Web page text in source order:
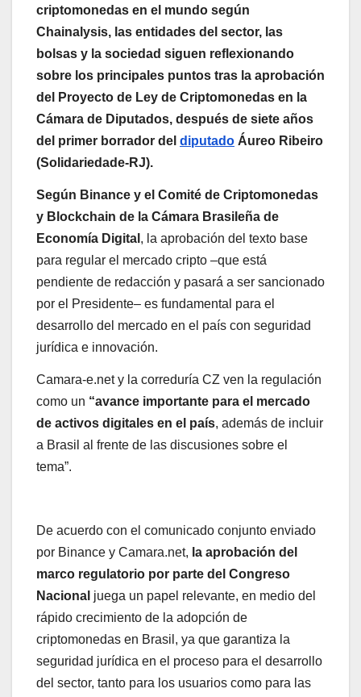
criptomonedas en el mundo según
Chainalysis, las entidades del sector, las
bolsas y la sociedad siguen reflexionando
sobre los principales puntos tras la aprobación
del Proyecto de Ley de Criptomonedas en la
Cámara de Diputados, después de siete años
del primer borrador del diputado Áureo Ribeiro
(Solidariedade-RJ).
Según Binance y el Comité de Criptomonedas
y Blockchain de la Cámara Brasileña de
Economía Digital , la aprobación del texto base
para regular el mercado cripto –que está
pendiente de redacción y pasará a ser sancionado
por el Presidente– es fundamental para el
desarrollo del mercado en el país con seguridad
jurídica e innovación.
Camara-e.net y la correduría CZ ven la regulación
como un “avance importante para el mercado
de activos digitales en el país, además de incluir
a Brasil al frente de las discusiones sobre el
tema”.
De acuerdo con el comunicado conjunto enviado
por Binance y Camara.net, la aprobación del
marco regulatorio por parte del Congreso
Nacional juega un papel relevante, en medio del
rápido crecimiento de la adopción de
criptomonedas en Brasil, ya que garantiza la
seguridad jurídica en el proceso para el desarrollo
del sector, tanto para los usuarios como para las